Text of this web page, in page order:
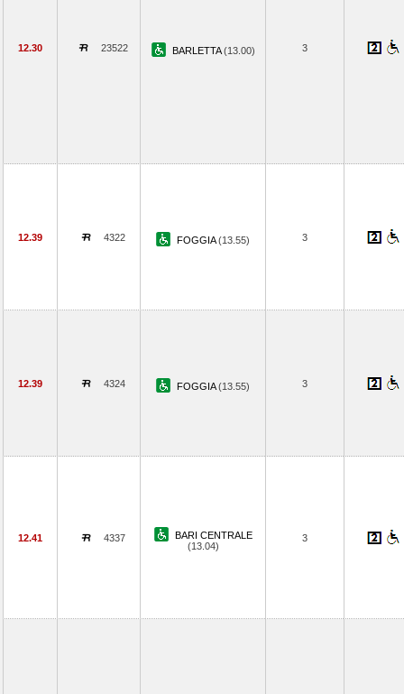
12.30 23522 BARLETTA(13.00) 3
12.39 4322 FOGGIA(13.55) 3
12.39 4324 FOGGIA(13.55) 3
12.41 4337
BARI CENTRALE
(13.04)
3